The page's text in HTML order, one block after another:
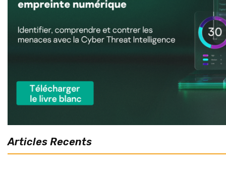
Articles Recents